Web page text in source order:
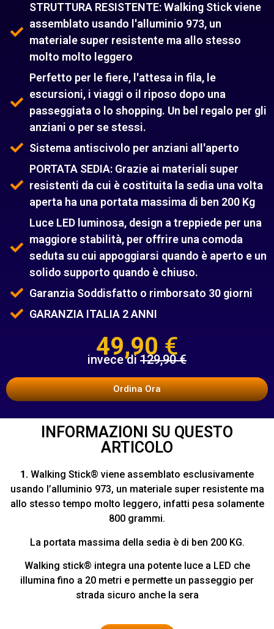
STRUTTURA RESISTENTE: Walking Stick viene
assemblato usando l'alluminio 973, un
materiale super resistente ma allo stesso
molto molto leggero
Perfetto per le fiere, l'attesa in fila, le
escursioni, i viaggi o il riposo dopo una
passeggiata o lo shopping. Un bel regalo per gli
anziani o per se stessi.
Sistema antiscivolo per anziani all'aperto
PORTATA SEDIA: Grazie ai materiali super
resistenti da cui è costituita la sedia una volta
aperta ha una portata massima di ben 200 Kg
Luce LED luminosa, design a treppiede per una
maggiore stabilità, per offrire una comoda
seduta su cui appoggiarsi quando è aperto e un
solido supporto quando è chiuso.
Garanzia Soddisfatto o rimborsato 30 giorni
GARANZIA ITALIA 2 ANNI
49,90 €
invece di129,90 €
Ordina Ora
INFORMAZIONI SU QUESTO
ARTICOLO
1. Walking Stick® viene assemblato esclusivamente
usando l’alluminio 973, un materiale super resistente ma
allo stesso tempo molto leggero, infatti pesa solamente
800 grammi.
La portata massima della sedia è di ben 200 KG.
Walking stick® integra una potente luce a LED che
illumina fino a 20 metri e permette un passeggio per
strada sicuro anche la sera